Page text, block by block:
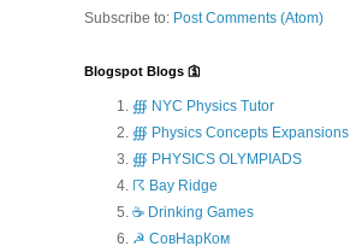
Subscribe to: Post Comments (Atom)
Blogspot Blogs 🛐
∰ NYC Physics Tutor
∰ Physics Concepts Expansions
∰ PHYSICS OLYMPIADS
☈ Bay Ridge
☕ Drinking Games
☭ СовНарКом